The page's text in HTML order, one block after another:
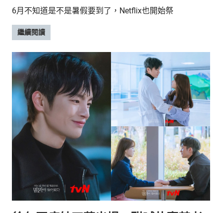
6月不知道是不是暑假要到了，Netflix也開始祭
繼續閱讀